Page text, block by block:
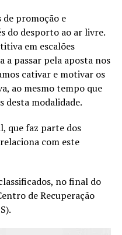
promoção e
do desporto ao ar livre.
em escalões
a passar pela aposta nos
cativar e motivar os
ao mesmo tempo que
desta modalidade.
que faz parte dos
com este
no final do
de Recuperação